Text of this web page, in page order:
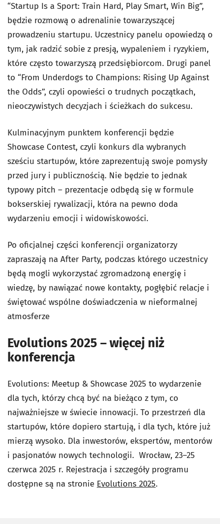
“Startup Is a Sport: Train Hard, Play Smart, Win Big”,
będzie rozmową o adrenalinie towarzyszącej
prowadzeniu startupu. Uczestnicy panelu opowiedzą o
tym, jak radzić sobie z presją, wypaleniem i ryzykiem,
które często towarzyszą przedsiębiorcom. Drugi panel
to “From Underdogs to Champions: Rising Up Against
the Odds”, czyli opowieści o trudnych początkach,
nieoczywistych decyzjach i ścieżkach do sukcesu.
Kulminacyjnym punktem konferencji będzie
Showcase Contest, czyli konkurs dla wybranych
sześciu startupów, które zaprezentują swoje pomysły
przed jury i publicznością. Nie będzie to jednak
typowy pitch – prezentacje odbędą się w formule
bokserskiej rywalizacji, która na pewno doda
wydarzeniu emocji i widowiskowości.
Po oficjalnej części konferencji organizatorzy
zapraszają na After Party, podczas którego uczestnicy
będą mogli wykorzystać zgromadzoną energię i
wiedzę, by nawiązać nowe kontakty, pogłębić relacje i
świętować wspólne doświadczenia w nieformalnej
atmosferze
Evolutions 2025 – więcej niż
konferencja
Evolutions: Meetup & Showcase 2025 to wydarzenie
dla tych, którzy chcą być na bieżąco z tym, co
najważniejsze w świecie innowacji. To przestrzeń dla
startupów, które dopiero startują, i dla tych, które już
mierzą wysoko. Dla inwestorów, ekspertów, mentorów
i pasjonatów nowych technologii. Wrocław, 23–25
czerwca 2025 r. Rejestracja i szczegóły programu
dostępne są na stronie Evolutions 2025.